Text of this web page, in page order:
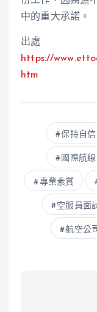
中的重大承諾。
出處
https://
htm
保持自信
國際航線
專業素質
空服員面
航空公司